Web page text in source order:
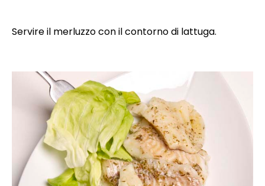
Servire il merluzzo con il contorno di lattuga.